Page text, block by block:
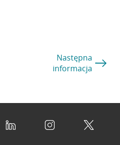
Następna
informacja